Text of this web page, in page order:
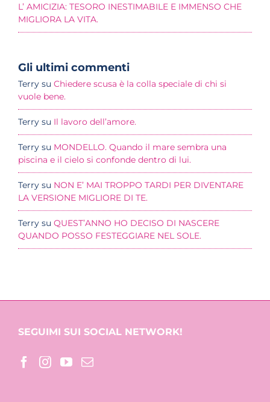
L’ AMICIZIA: TESORO INESTIMABILE E IMMENSO CHE
MIGLIORA LA VITA.
Gli ultimi commenti
Terry su Chiedere scusa è la colla speciale di chi si
vuole bene.
Terry su Il lavoro dell’amore.
Terry su MONDELLO. Quando il mare sembra una
piscina e il cielo si confonde dentro di lui.
Terry su NON E’ MAI TROPPO TARDI PER DIVENTARE
LA VERSIONE MIGLIORE DI TE.
Terry su QUEST’ANNO HO DECISO DI NASCERE
QUANDO POSSO FESTEGGIARE NEL SOLE.
SEGUIMI SUI SOCIAL NETWORK!